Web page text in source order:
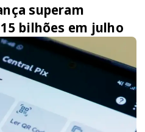
superam
bilhões em julho